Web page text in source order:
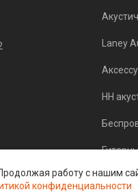
Laney
HH
работу с нашим
конфиденциальности